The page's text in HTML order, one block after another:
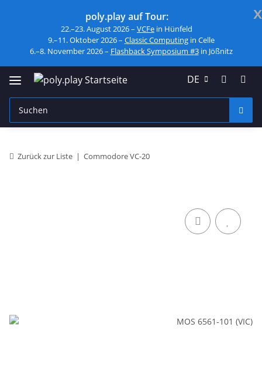
x
poly.play auf Tour:
22.–23. August 2026 – VCFe in Hünfeld
9.–11. Oktober 2026 – Classic Computingin Celle
6.–8. November 2026 – Flashback Symposium #3in Jößnitz
DE
Zurück zur Liste Commodore VC-20